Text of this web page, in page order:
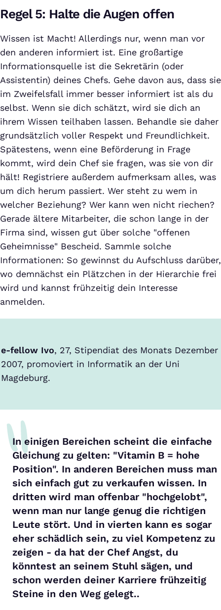
Regel 5: Halte die Augen offen
Wissen ist Macht! Allerdings nur, wenn man vor
den anderen informiert ist. Eine großartige
Informationsquelle ist die Sekretärin (oder
Assistentin) deines Chefs. Gehe davon aus, dass sie
im Zweifelsfall immer besser informiert ist als du
selbst. Wenn sie dich schätzt, wird sie dich an
ihrem Wissen teilhaben lassen. Behandle sie daher
grundsätzlich voller Respekt und Freundlichkeit.
Spätestens, wenn eine Beförderung in Frage
kommt, wird dein Chef sie fragen, was sie von dir
hält! Registriere außerdem aufmerksam alles, was
um dich herum passiert. Wer steht zu wem in
welcher Beziehung? Wer kann wen nicht riechen?
Gerade ältere Mitarbeiter, die schon lange in der
Firma sind, wissen gut über solche "offenen
Geheimnisse" Bescheid. Sammle solche
Informationen: So gewinnst du Aufschluss darüber,
wo demnächst ein Plätzchen in der Hierarchie frei
wird und kannst frühzeitig dein Interesse
anmelden.
e-fellow Ivo, 27, Stipendiat des Monats Dezember
2007, promoviert in Informatik an der Uni
Magdeburg.
In einigen Bereichen scheint die einfache
Gleichung zu gelten: "Vitamin B = hohe
Position". In anderen Bereichen muss man
sich einfach gut zu verkaufen wissen. In
dritten wird man offenbar "hochgelobt",
wenn man nur lange genug die richtigen
Leute stört. Und in vierten kann es sogar
eher schädlich sein, zu viel Kompetenz zu
zeigen - da hat der Chef Angst, du
könntest an seinem Stuhl sägen, und
schon werden deiner Karriere frühzeitig
Steine in den Weg gelegt..